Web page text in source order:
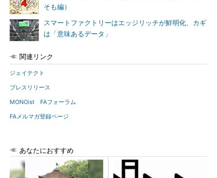
そも編）
スマートファクトリーはエッジリッチが鮮明化、カギ
は「意味あるデータ」
関連リンク
ジェイテクト
プレスリリース
MONOist FAフォーラム
FAメルマガ登録ページ
あなたにおすすめ